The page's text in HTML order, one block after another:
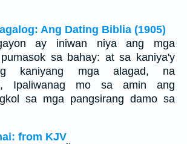
Ang Dating Biblia (1905)
ay iniwan niya ang mga
sa bahay: at sa kaniya'y
kaniyang mga alagad, na
Ipaliwanag mo sa amin ang
sa mga pangsirang damo sa
from KJV